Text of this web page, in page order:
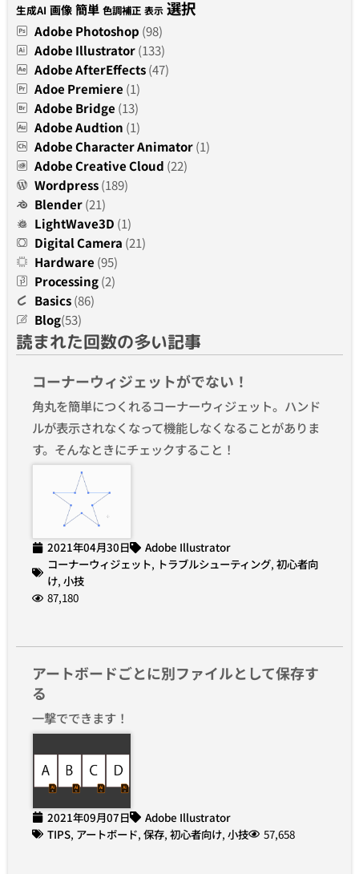
生成AI 画像 簡単 色調補正 表示 選択
Adobe Photoshop (98)
Adobe Illustrator(133)
Adobe AfterEffects(47)
Adoe Premiere (1)
Adobe Bridge (13)
Adobe Audtion (1)
Adobe Character Animator(1)
Adobe Creative Cloud (22)
Wordpress(189)
Blender(21)
LightWave3D (1)
Digital Camera (21)
Hardware (95)
Processing(2)
Basics(86)
Blog(53)
読まれた回数の多い記事
コーナーウィジェットがでない！
角丸を簡単につくれるコーナーウィジェット。ハンド
ルが表示されなくなって機能しなくなることがありま
す。そんなときにチェックすること！
2021年04月30日
Adobe Illustrator
コーナーウィジェット, トラブルシューティング, 初心者向
け, 小技
87,180
アートボードごとに別ファイルとして保存す
る
一撃でできます！
2021年09月07日
Adobe Illustrator
TIPS, アートボード, 保存, 初心者向け, 小技 57,658